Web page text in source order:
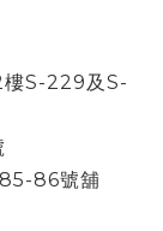
樓S-229及S-
86號舖